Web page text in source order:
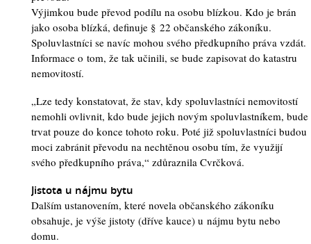
Výjimkou bude převod podílu na osobu blízkou. Kdo je brán
jako osoba blízká, definuje § 22 občanského zákoníku.
Spoluvlastníci se navíc mohou svého předkupního práva vzdát.
Informace o tom, že tak učinili, se bude zapisovat do katastru
nemovitostí.
„Lze tedy konstatovat, že stav, kdy spoluvlastníci nemovitostí
nemohli ovlivnit, kdo bude jejich novým spoluvlastníkem, bude
trvat pouze do konce tohoto roku. Poté již spoluvlastníci budou
moci zabránit převodu na nechtěnou osobu tím, že využijí
svého předkupního práva,“ zdůraznila Cvrčková.
Jistota u nájmu bytu
Dalším ustanovením, které novela občanského zákoníku
obsahuje, je výše jistoty (dříve kauce) u nájmu bytu nebo
domu.